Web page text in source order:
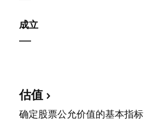
成立
—
估值
确定股票公允价值的基本指标